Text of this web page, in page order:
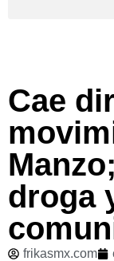
Cae
droga
frikasmx.com